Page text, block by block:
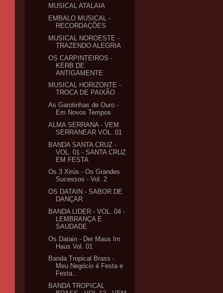
MUSICAL ATALAIA
EMBALO MUSICAL -
RECORDAÇÕES
MUSICAL NOROESTE -
TRAZENDO ALEGRIA
OS CARPINTEIROS -
KERB DE
ANTIGAMENTE
MUSICAL HORIZONTE -
TROCA DE PAIXÃO
As Garotinhas de Ouro -
Em Novos Tempos
ALMA SERRANA - VEM
SERRANEAR VOL. 01
BANDA SANTA CRUZ -
VOL. 01 - SANTA CRUZ
EM FESTA
Os 3 Xirús - Os Grandes
Sucessos - Vol. 2
OS DATAIN - SABOR DE
DANÇAR
BANDA LIDER - VOL. 04 -
LEMBRANÇA E
SAUDADE
Os Datain - Der Maus Im
Haus Vol. 01
Banda Tropical Brass -
Meu Negócio é Festa e
Festa...
BANDA TROPICAL